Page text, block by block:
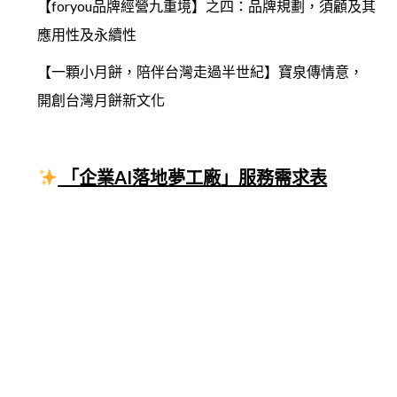
【foryou品牌經營九重境】之四：品牌規劃，須顧及其
應用性及永續性
【一顆小月餅，陪伴台灣走過半世紀】寶泉傳情意，
開創台灣月餅新文化
「企業AI落地夢工廠」服務需求表